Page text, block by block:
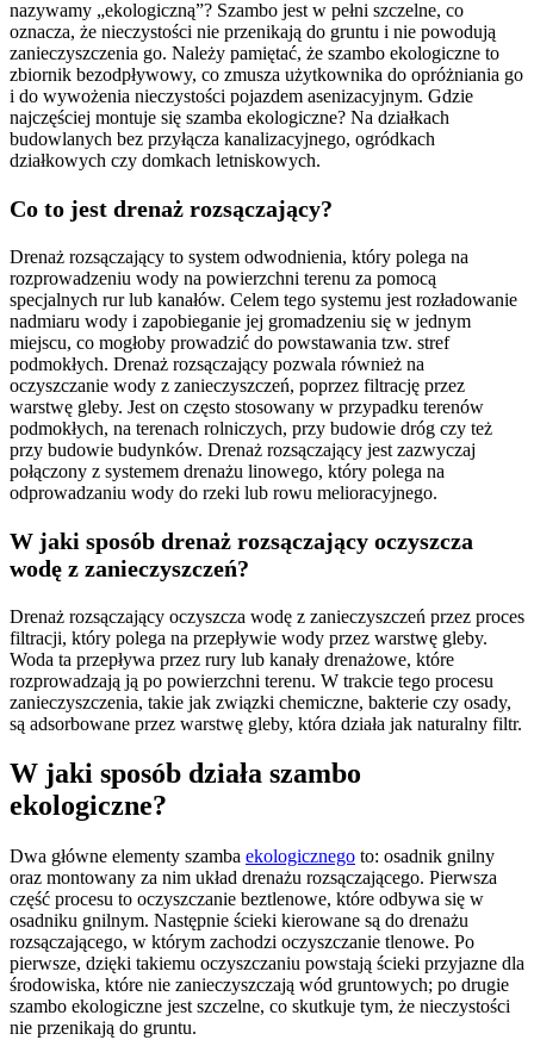
nazywamy „ekologiczną”? Szambo jest w pełni szczelne, co
oznacza, że nieczystości nie przenikają do gruntu i nie powodują
zanieczyszczenia go. Należy pamiętać, że szambo ekologiczne to
zbiornik bezodpływowy, co zmusza użytkownika do opróżniania go
i do wywożenia nieczystości pojazdem asenizacyjnym. Gdzie
najczęściej montuje się szamba ekologiczne? Na działkach
budowlanych bez przyłącza kanalizacyjnego, ogródkach
działkowych czy domkach letniskowych.
Co to jest drenaż rozsączający?
Drenaż rozsączający to system odwodnienia, który polega na
rozprowadzeniu wody na powierzchni terenu za pomocą
specjalnych rur lub kanałów. Celem tego systemu jest rozładowanie
nadmiaru wody i zapobieganie jej gromadzeniu się w jednym
miejscu, co mogłoby prowadzić do powstawania tzw. stref
podmokłych. Drenaż rozsączający pozwala również na
oczyszczanie wody z zanieczyszczeń, poprzez filtrację przez
warstwę gleby. Jest on często stosowany w przypadku terenów
podmokłych, na terenach rolniczych, przy budowie dróg czy też
przy budowie budynków. Drenaż rozsączający jest zazwyczaj
połączony z systemem drenażu linowego, który polega na
odprowadzaniu wody do rzeki lub rowu melioracyjnego.
W jaki sposób drenaż rozsączający oczyszcza
wodę z zanieczyszczeń?
Drenaż rozsączający oczyszcza wodę z zanieczyszczeń przez proces
filtracji, który polega na przepływie wody przez warstwę gleby.
Woda ta przepływa przez rury lub kanały drenażowe, które
rozprowadzają ją po powierzchni terenu. W trakcie tego procesu
zanieczyszczenia, takie jak związki chemiczne, bakterie czy osady,
są adsorbowane przez warstwę gleby, która działa jak naturalny filtr.
W jaki sposób działa szambo
ekologiczne?
Dwa główne elementy szamba ekologicznego to: osadnik gnilny
oraz montowany za nim układ drenażu rozsączającego. Pierwsza
część procesu to oczyszczanie beztlenowe, które odbywa się w
osadniku gnilnym. Następnie ścieki kierowane są do drenażu
rozsączającego, w którym zachodzi oczyszczanie tlenowe. Po
pierwsze, dzięki takiemu oczyszczaniu powstają ścieki przyjazne dla
środowiska, które nie zanieczyszczają wód gruntowych; po drugie
szambo ekologiczne jest szczelne, co skutkuje tym, że nieczystości
nie przenikają do gruntu.